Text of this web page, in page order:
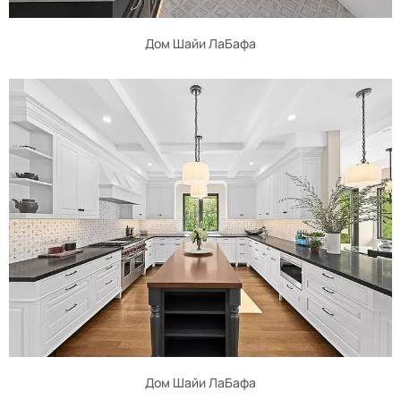
Дом Шайи ЛаБафа
Дом Шайи ЛаБафа